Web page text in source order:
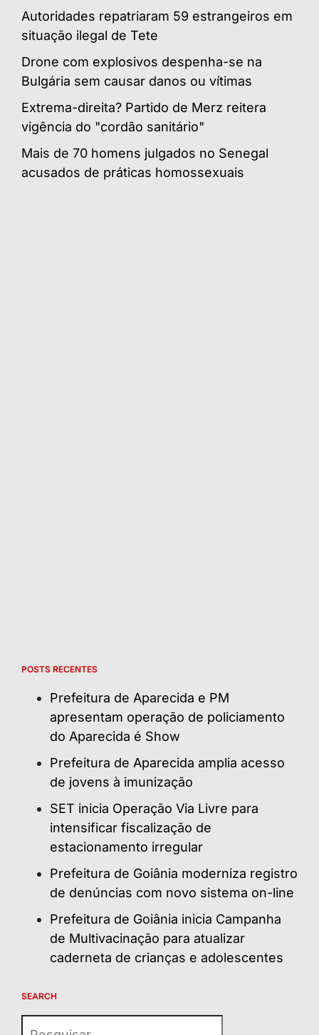
Autoridades repatriaram 59 estrangeiros em
situação ilegal de Tete
Drone com explosivos despenha-se na
Bulgária sem causar danos ou vítimas
Extrema-direita? Partido de Merz reitera
vigência do "cordão sanitário"
Mais de 70 homens julgados no Senegal
acusados de práticas homossexuais
POSTS RECENTES
Prefeitura de Aparecida e PM
apresentam operação de policiamento
do Aparecida é Show
Prefeitura de Aparecida amplia acesso
de jovens à imunização
SET inicia Operação Via Livre para
intensificar fiscalização de
estacionamento irregular
Prefeitura de Goiânia moderniza registro
de denúncias com novo sistema on-line
Prefeitura de Goiânia inicia Campanha
de Multivacinação para atualizar
caderneta de crianças e adolescentes
SEARCH